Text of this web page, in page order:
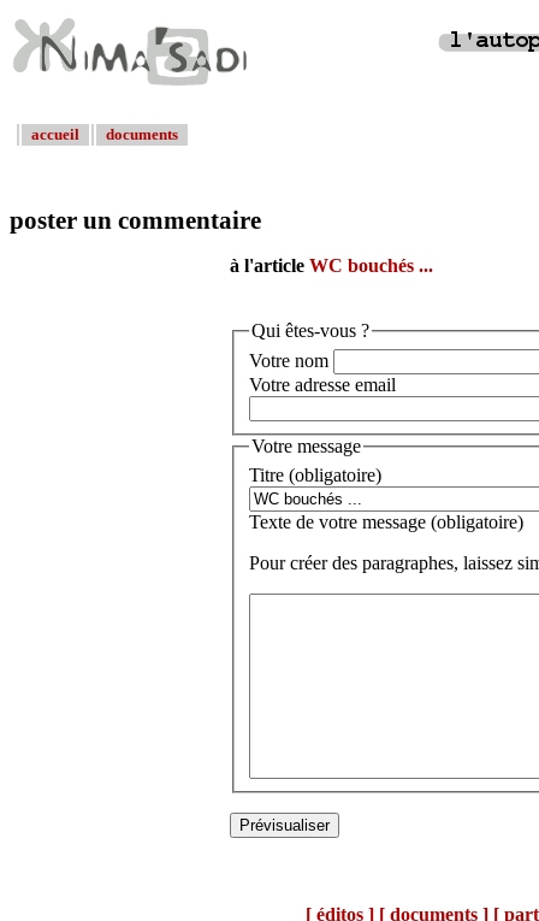
accueil documents
poster un commentaire
à l'article WC bouchés ...
Qui êtes-vous ?
Votre nom
Votre adresse email
Votre message
Titre (obligatoire)
Texte de votre message (obligatoire)
Pour créer des paragraphes, laissez
[ éditos ] [ documents ] [